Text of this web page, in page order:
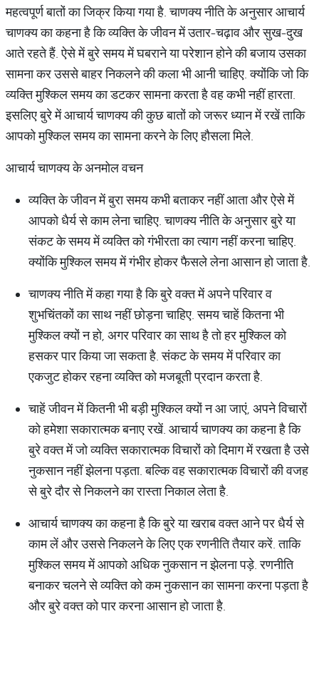
महत्वपूर्ण बातों का जिक्र किया गया है. चाणक्य नीति के अनुसार आचार्य
चाणक्य का कहना है कि व्यक्ति के जीवन में उतार-चढ़ाव और सुख-दुख
आते रहते हैं. ऐसे में बुरे समय में घबराने या परेशान होने की बजाय उसका
सामना कर उससे बाहर निकलने की कला भी आनी चाहिए. क्योंकि जो कि
व्यक्ति मुश्किल समय का डटकर सामना करता है वह कभी नहीं हारता.
इसलिए बुरे में आचार्य चाणक्य की कुछ बातों को जरूर ध्यान में रखें ताकि
आपको मुश्किल समय का सामना करने के लिए हौसला मिले.
आचार्य चाणक्य के अनमोल वचन
व्यक्ति के जीवन में बुरा समय कभी बताकर नहीं आता और ऐसे में
आपको धैर्य से काम लेना चाहिए. चाणक्य नीति के अनुसार बुरे या
संकट के समय में व्यक्ति को गंभीरता का त्याग नहीं करना चाहिए.
क्योंकि मुश्किल समय में गंभीर होकर फैसले लेना आसान हो जाता है.
चाणक्य नीति में कहा गया है कि बुरे वक्त में अपने परिवार व
शुभचिंतकों का साथ नहीं छोड़ना चाहिए. समय चाहें कितना भी
मुश्किल क्यों न हो, अगर परिवार का साथ है तो हर मुश्किल को
हसकर पार किया जा सकता है. संकट के समय में परिवार का
एकजुट होकर रहना व्यक्ति को मजबूती प्रदान करता है.
चाहें जीवन में कितनी भी बड़ी मुश्किल क्यों न आ जाएं, अपने विचारों
को हमेशा सकारात्मक बनाए रखें. आचार्य चाणक्य का कहना है कि
बुरे वक्त में जो व्यक्ति सकारात्मक विचारों को दिमाग में रखता है उसे
नुकसान नहीं झेलना पड़ता. बल्कि वह सकारात्मक विचारों की वजह
से बुरे दौर से निकलने का रास्ता निकाल लेता है.
आचार्य चाणक्य का कहना है कि बुरे या खराब वक्त आने पर धैर्य से
काम लें और उससे निकलने के लिए एक रणनीति तैयार करें. ताकि
मुश्किल समय में आपको अधिक नुकसान न झेलना पड़े. रणनीति
बनाकर चलने से व्यक्ति को कम नुकसान का सामना करना पड़ता है
और बुरे वक्त को पार करना आसान हो जाता है.